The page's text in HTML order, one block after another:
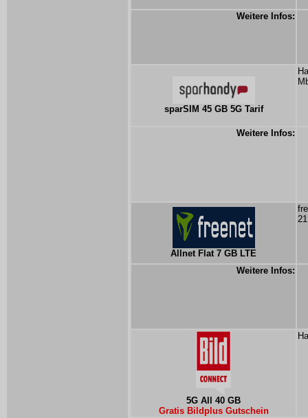
Weitere Infos:
sparSIM 45 GB 5G Tarif
Weitere Infos:
Allnet Flat 7 GB LTE
Weitere Infos:
5G All 40 GB
Gratis Bildplus Gutschein